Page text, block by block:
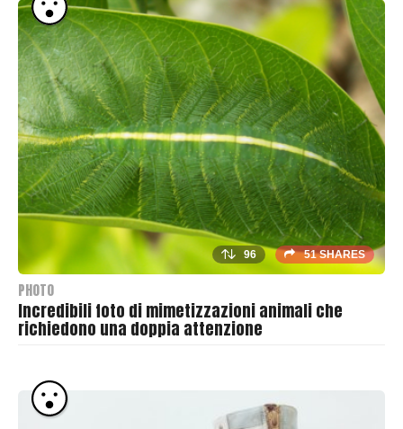
T
h
r
a
s
h
e
r
96 51 SHARES
PHOTO
Incredibili foto di mimetizzazioni animali che
richiedono una doppia attenzione